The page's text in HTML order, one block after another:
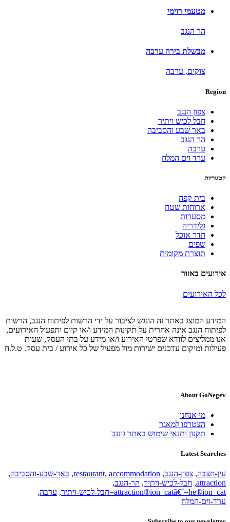
מטעמי רוימי
הר הנגב
מבשלת בירה ערבה
צוקים, ערבה
Region
צפון הנגב
חבל לכיש ויתיר
באר שבע והסביבה
הר הנגב
ערבה
ערד וים המלח
קטגוריות
בית קפה
ארוחות שטח
מסעדות
גלידריה
חדר אוכל
שפים
תוצרת מקומית
אירועים באזור
לכל האירועים
המידע המוצג באתר זה הונגש לציבור על ידי הרשות לפיתוח הנגב, הרשות
לפיתוח הנגב אינה אחרית על תקינות המידע ו/או קיום ותפעול האירועים,
אנו ממליצים לוודא שפרטי האירוע ו/או מידע על בתי העסק, שעות
פעילות ומיקום עדכנים ישירות מול מפעיל של כל אירוע / בית עסק. ט.ל.ח
About GoNegev
מי אנחנו
הצטרפו למאגר
תקנון ותנאי שימוש באתר גונגב
Latest Searches
עין-חצבה, צפון-הנגב,
restaurant, accommodation
, באר-שבע-והסביבה,
attraction
, חבל-לכיש-ויתיר, הר-הנגב,
attraction®ion_catã€ˆ=he®ion_cat=חבל-לכיש-ויתיר
, ערבה,
ערד-וים-המלח